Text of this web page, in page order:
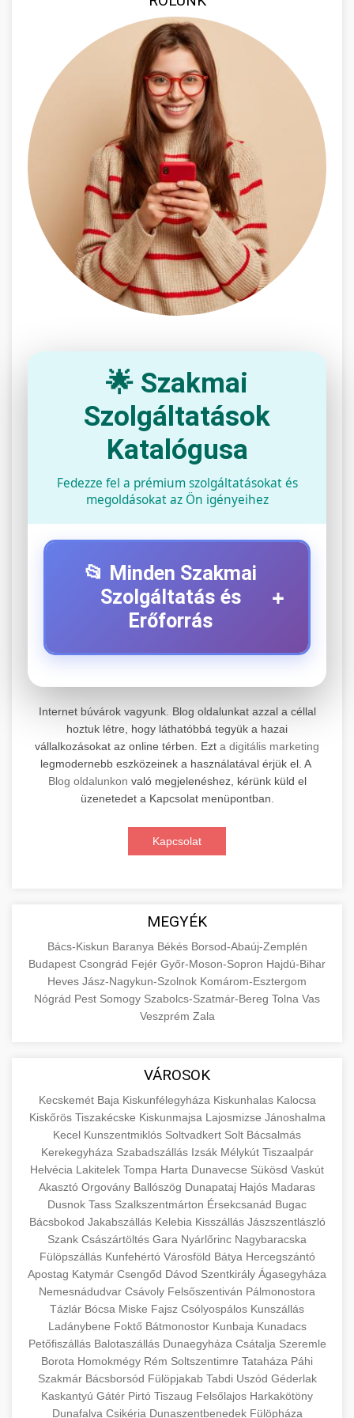
🌟 Szakmai
Szolgáltatások
Katalógusa
Fedezze fel a prémium szolgáltatásokat és
megoldásokat az Ön igényeihez
📂 Minden Szakmai
Szolgáltatás és
Erőforrás
+
+
Professzionális elektromos roller javítási és
karbantartási szolgáltatások. Szakértő
technikusaink minőségi szervízt nyújtanak
minden jelentős márkához és modellhez.
Szervizközpont Látogatása
📊 2. Online Marketing
Ügynökség
+
beleértve a SEO-t, közösségi média kezelést és
digitális hirdetéseket. Növekedés elérése
aimarketingugynokseg.hu
digitális ügynökségi szolgáltatások
🛴 3. Legjobb Elektromos Roller
legjobb modelleket, funkciókat és árakat
megalapozott vásárlási döntéshez.
Legjobb Modellek Megtekintése
🔗 4. Prémium Linképítés
Magas minőségű backlink beszerzési
szolgáltatások webhelye autoritásának és
keresőmotoros rangsorolásának növeléséhez.
Csak fehér kalapú technikák.
minőségi backlink szolgáltatás
📦 5. Termékek és
Szolgáltatások
+
közgazdaságtanban és az üzleti életben.
kategóriákat.
en.wikipedia.org gazdasági koncepciók
Információk az EU finanszírozási
lehetőségeiről, pályázatokról és pénzügyi
támogatási programokról. Maradjon tájékozott
a vállalkozások és projektek számára elérhető
forrásokról.
kozter.com - EU-s pénzek
EU pályázati programok
🚀 7. SEO Ügynökség +
Szakértő keresőmotor-optimalizálási
szolgáltatások webhelye láthatóságának és
organikus forgalmának javításához. Technikai
SEO, tartalom optimalizálás és még sok más.
onlinemarketing101.biz
keresési optimalizálási szakértők
💎 8. Mellplasztika +
Professzionális mellnagyobbítási szolgáltatások
tapasztalt sebészekkel. Tudjon meg többet az
eljárásokról, a gyógyulásról és a konzultációs
lehetőségekről az esztétikai fejlesztéshez.
szeptest.com kozmetikai mellsebészet
✨ 9. Hasplasztika +
Szakértő hasplasztikai eljárások laposabb,
feszesebb has eléréséhez. Konzultáció
minősített plasztikai sebészekkel és átfogó
utókezeléssel.
szeptest.com has kontúrozó műtét
👁️ 10. Szemhéjplasztika +
Professzionális blefaroplasztikai eljárások
megjelenése frissítéséhez. Felső és alsó
szemhéjműtét tapasztalt kozmetikai
sebészekkel.
📈 11. Paciensek Számának
150%-os Növelése
+
Internet búvárok vagyunk. Blog oldalunkat azzal a céllal
hoztuk létre, hogy láthatóbbá tegyük a hazai
vállalkozásokat az online térben. Ezt a digitális marketing
legmodernebb eszközeinek a használatával érjük el. A
Blog oldalunkon való megjelenéshez, kérünk küld el
üzenetedet a Kapcsolat menüpontban.
Kapcsolat
MEGYÉK
Bács-Kiskun Baranya Békés Borsod-Abaúj-Zemplén
Budapest Csongrád Fejér Győr-Moson-Sopron Hajdú-Bihar
Heves Jász-Nagykun-Szolnok Komárom-Esztergom
Nógrád Pest Somogy Szabolcs-Szatmár-Bereg Tolna Vas
Veszprém Zala
VÁROSOK
Kecskemét Baja Kiskunfélegyháza Kiskunhalas Kalocsa
Kiskőrös Tiszakécske Kiskunmajsa Lajosmizse Jánoshalma
Kecel Kunszentmiklós Soltvadkert Solt Bácsalmás
Kerekegyháza Szabadszállás Izsák Mélykút Tiszaalpár
Helvécia Lakitelek Tompa Harta Dunavecse Sükösd Vaskút
Akasztó Orgovány Ballószög Dunapataj Hajós Madaras
Dusnok Tass Szalkszentmárton Érsekcsanád Bugac
Bácsbokod Jakabszállás Kelebia Kisszállás Jászszentlászló
Szank Császártöltés Gara Nyárlőrinc Nagybaracska
Fülöpszállás Kunfehértó Városföld Bátya Hercegszántó
Apostag Katymár Csengőd Dávod Szentkirály Ágasegyháza
Nemesnádudvar Csávoly Felsőszentiván Pálmonostora
Tázlár Bócsa Miske Fajsz Csólyospálos Kunszállás
Ladánybene Foktő Bátmonostor Kunbaja Kunadacs
Petőfiszállás Balotaszállás Dunaegyháza Csátalja Szeremle
Borota Homokmégy Rém Soltszentimre Tataháza Páhi
Szakmár Bácsborsód Fülöpjakab Tabdi Uszód Géderlak
Kaskantyú Gátér Pirtó Tiszaug Felsőlajos Harkakötöny
Dunafalva Csikéria Dunaszentbenedek Fülöpháza